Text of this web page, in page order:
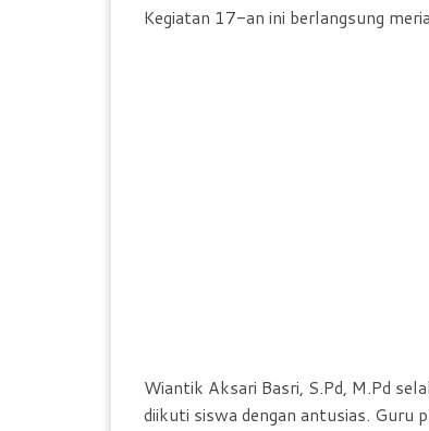
Kegiatan 17-an ini berlangsung
Wiantik Aksari Basri, S.Pd, M.Pd
diikuti siswa dengan antusias. Guru